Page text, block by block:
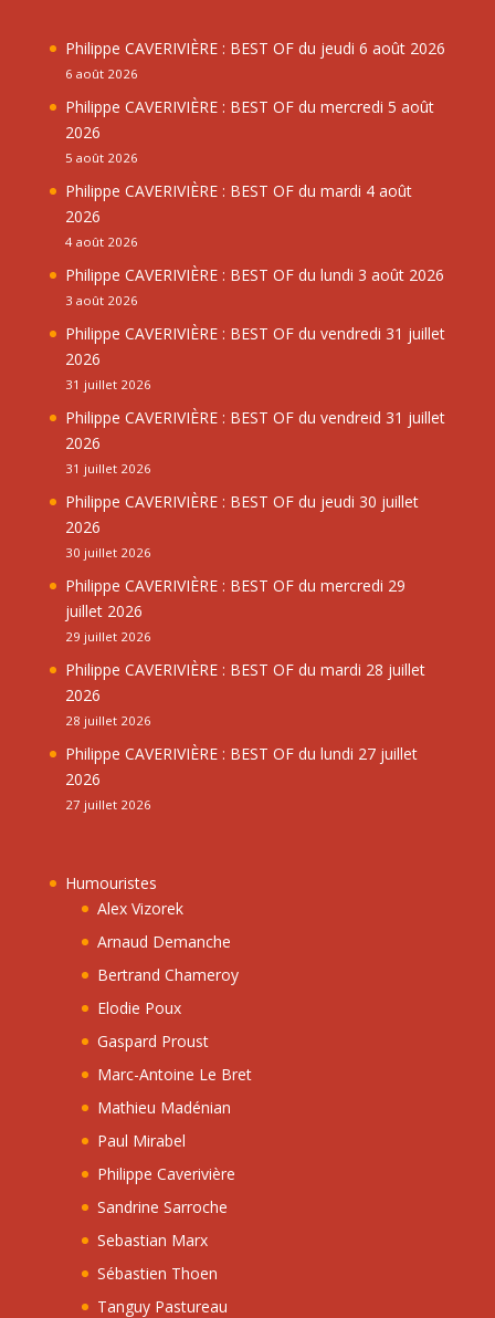
Philippe CAVERIVIÈRE : BEST OF du jeudi 6 août 2026
6 août 2026
Philippe CAVERIVIÈRE : BEST OF du mercredi 5 août
2026
5 août 2026
Philippe CAVERIVIÈRE : BEST OF du mardi 4 août
2026
4 août 2026
Philippe CAVERIVIÈRE : BEST OF du lundi 3 août 2026
3 août 2026
Philippe CAVERIVIÈRE : BEST OF du vendredi 31 juillet
2026
31 juillet 2026
Philippe CAVERIVIÈRE : BEST OF du vendreid 31 juillet
2026
31 juillet 2026
Philippe CAVERIVIÈRE : BEST OF du jeudi 30 juillet
2026
30 juillet 2026
Philippe CAVERIVIÈRE : BEST OF du mercredi 29
juillet 2026
29 juillet 2026
Philippe CAVERIVIÈRE : BEST OF du mardi 28 juillet
2026
28 juillet 2026
Philippe CAVERIVIÈRE : BEST OF du lundi 27 juillet
2026
27 juillet 2026
Humouristes
Alex Vizorek
Arnaud Demanche
Bertrand Chameroy
Elodie Poux
Gaspard Proust
Marc-Antoine Le Bret
Mathieu Madénian
Paul Mirabel
Philippe Caverivière
Sandrine Sarroche
Sebastian Marx
Sébastien Thoen
Tanguy Pastureau